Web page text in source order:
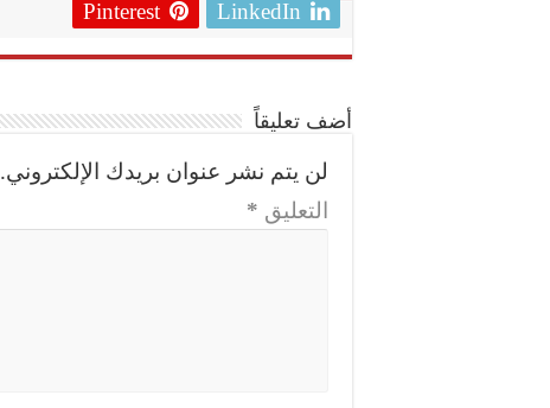
LinkedIn
Pinterest
أضف تعليقاً
لن يتم نشر عنوان بريدك الإلكتروني.
التعليق *